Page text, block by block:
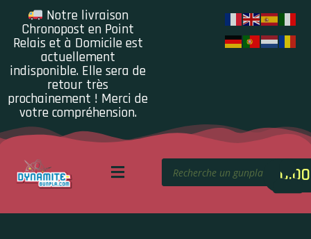
Notre livraison
Chronopost en Point
Relais et à Domicile est
actuellement
indisponible. Elle sera de
retour très
prochainement ! Merci de
votre compréhension.
0.00